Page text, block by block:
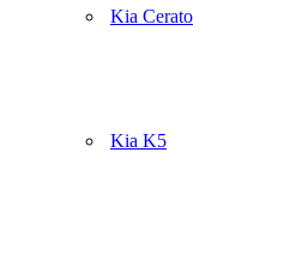
Kia Cerato
Kia K5